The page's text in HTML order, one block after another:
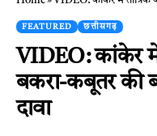
FEATURED छत्तीसगढ़
VIDEO: कांकेर में
बकरा-कबूतर की
दावा